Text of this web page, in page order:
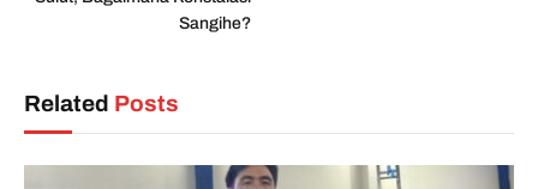
Sangihe?
Related Posts